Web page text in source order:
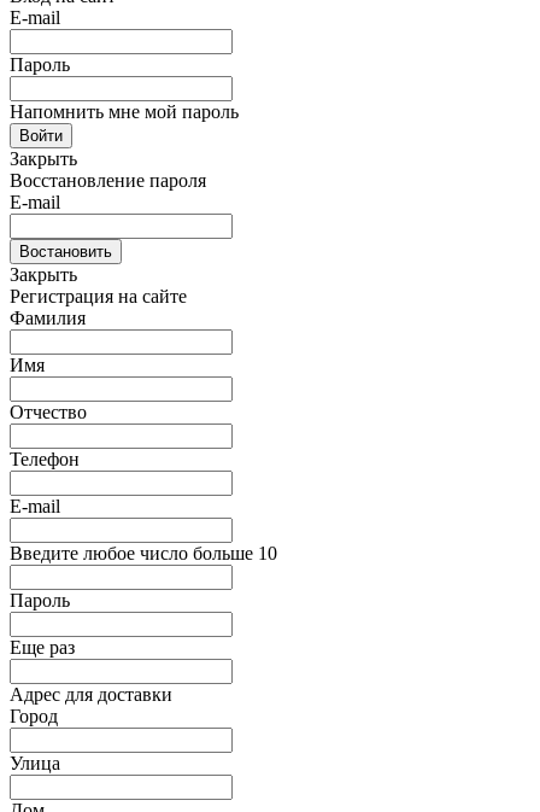
E-mail
Пароль
Напомнить мне мой пароль
Войти
Закрыть
Восстановление пароля
E-mail
Востановить
Закрыть
Регистрация на сайте
Фамилия
Имя
Отчество
Телефон
E-mail
Введите любое число больше 10
Пароль
Еще раз
Адрес для доставки
Город
Улица